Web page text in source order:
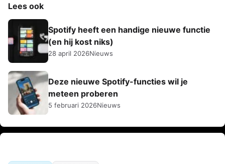
Lees ook
Spotify heeft een handige nieuwe functie
(en hij kost niks)
28 april 2026Nieuws
Deze nieuwe Spotify-functies wil je
meteen proberen
5 februari 2026Nieuws